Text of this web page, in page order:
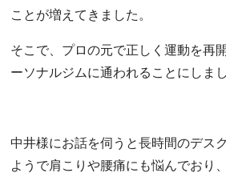
ことが増えてきました。
そこで、プロの元で正しく運動を再
ーソナルジムに通われることにしまし
中井様にお話を伺うと長時間のデス
ようで肩こりや腰痛にも悩んでおり